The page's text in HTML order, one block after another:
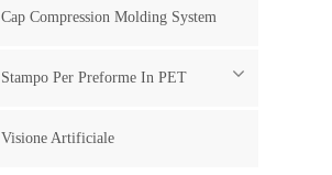
Cap Compression Molding System
Stampo Per Preforme In PET
Visione Artificiale